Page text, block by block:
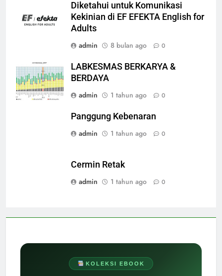
KOLEKSI EBOOK
Diketahui untuk Komunikasi
Kekinian di EF EFEKTA English for
Adults
admin
8 bulan ago 0
LABKESMAS BERKARYA &
BERDAYA
admin
1 tahun ago 0
Panggung Kebenaran
admin
1 tahun ago 0
Cermin Retak
admin
1 tahun ago 0